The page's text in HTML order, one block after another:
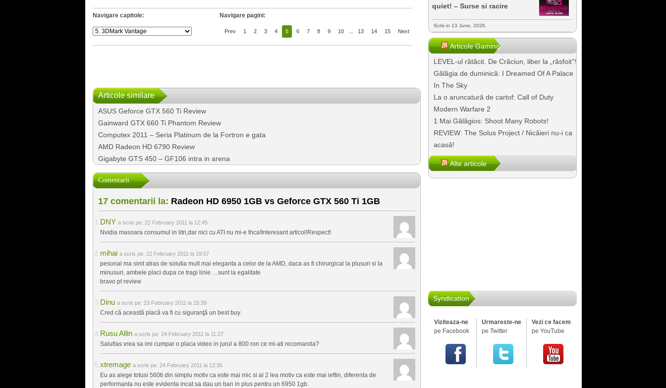
Navigare capitole: Navigare pagini:
Prev 1 2 3 4 5 6 7 8 9 10 13 14 15 Next
Articole similare
ASUS Geforce GTX 560 Ti Review
Gainward GTX 660 Ti Phantom Review
Computex 2011 – Seria Platinum de la Fortron e gata
AMD Radeon HD 6790 Review
Gigabyte GTS 450 – GF106 intra in arena
Comentarii
17 comentarii la: Radeon HD 6950 1GB vs Geforce GTX 560 Ti 1GB
DNY a scris pe: 22 February 2011 la 12:45
Nvidia masoara consumul in litri,dar nici cu ATI nu mi-e frica!Interesant articol!Respect!
mihai a scris pe: 22 February 2011 la 19:57
pesonal ma simt atras de solutia mult mai eleganta a celor de la AMD, daca as fi chirurgical la plusuri si la
minusuri, ambele placi dupa ce tragi linie …sunt la egalitate
bravo pt review
Dinu a scris pe: 23 February 2011 la 15:39
Cred că această placă va fi cu siguranţă un best buy.
Rusu Allin a scris pe: 24 February 2011 la 11:27
Salut!as vrea sa imi cumpar o placa video in jurul a 800 ron ce mi-ati recomanda?
xtremage a scris pe: 24 February 2011 la 12:35
Eu as alege totusi 560ti din simplu motiv ca este mai mic si al 2 lea motiv ca este mai ieftin, diferenta de
performanta nu este evidenta incat sa dau un ban in plus pentru un 6950 1gb.
quiet! – Surse si racire
Scris in 13 June, 2026.
Articole Gaming
LEVEL-ul rătăcit. De Crăciun, liber la „răsfoit”!
Gălăgia de duminică: I Dreamed Of A Palace
In The Sky
La o aruncatură de cartof: Call of Duty
Modern Warfare 2
1 Mai Gălăgios: Shoot Many Robots!
REVIEW: The Solus Project / Nicăieri nu-i ca
acasă!
Alte articole
Syndication
Viziteaza-ne
pe Facebook
Urmareste-ne
pe Twitter
Vezi ce facem
pe YouTube